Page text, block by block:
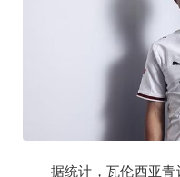
据统计，瓦伦西亚青